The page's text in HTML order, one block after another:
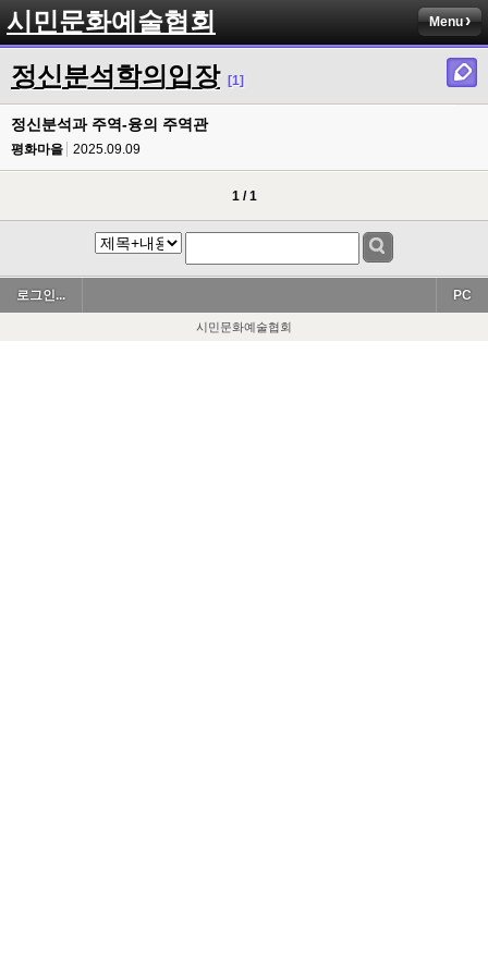
시민문화예술협회 Menu
정신분석학의입장 [1]
정신분석과 주역-융의 주역관
평화마을 2025.09.09
1 / 1
로그인... PC
시민문화예술협회